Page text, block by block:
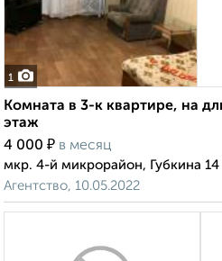
1
Комната в 3-к квартире, на
этаж
4 000 ₽ в месяц
мкр. 4-й микрорайон, Губкина 14
Агентство, 10.05.2022